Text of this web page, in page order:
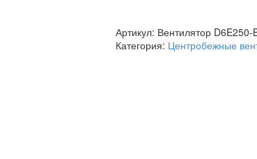
Артикул: Вентилятор
Категория: Центробежные